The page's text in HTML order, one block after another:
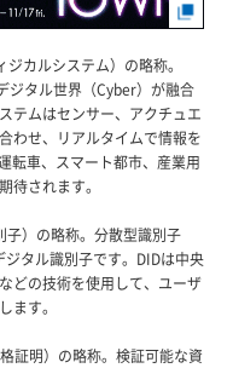
カルシステム）の略称。
ジタル世界（Cyber）が融合
テムはセンサー、アクチュエ
わせ、リアルタイムで情報を
転車、スマート都市、産業用
待されます。
）の略称。分散型識別子
タル識別子です。DIDは中央
どの技術を使用して、ユーザ
ます。
証明）の略称。検証可能な資